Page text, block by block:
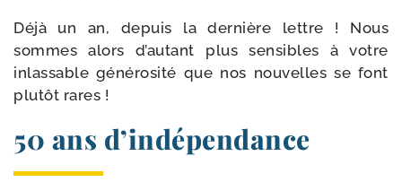
Déjà un an, depuis la der­nière lettre ! Nous
sommes alors d’autant plus sen­sibles à votre
inlas­sable géné­ro­si­té que nos nou­velles se font
plu­tôt rares !
50 ans d’indépendance